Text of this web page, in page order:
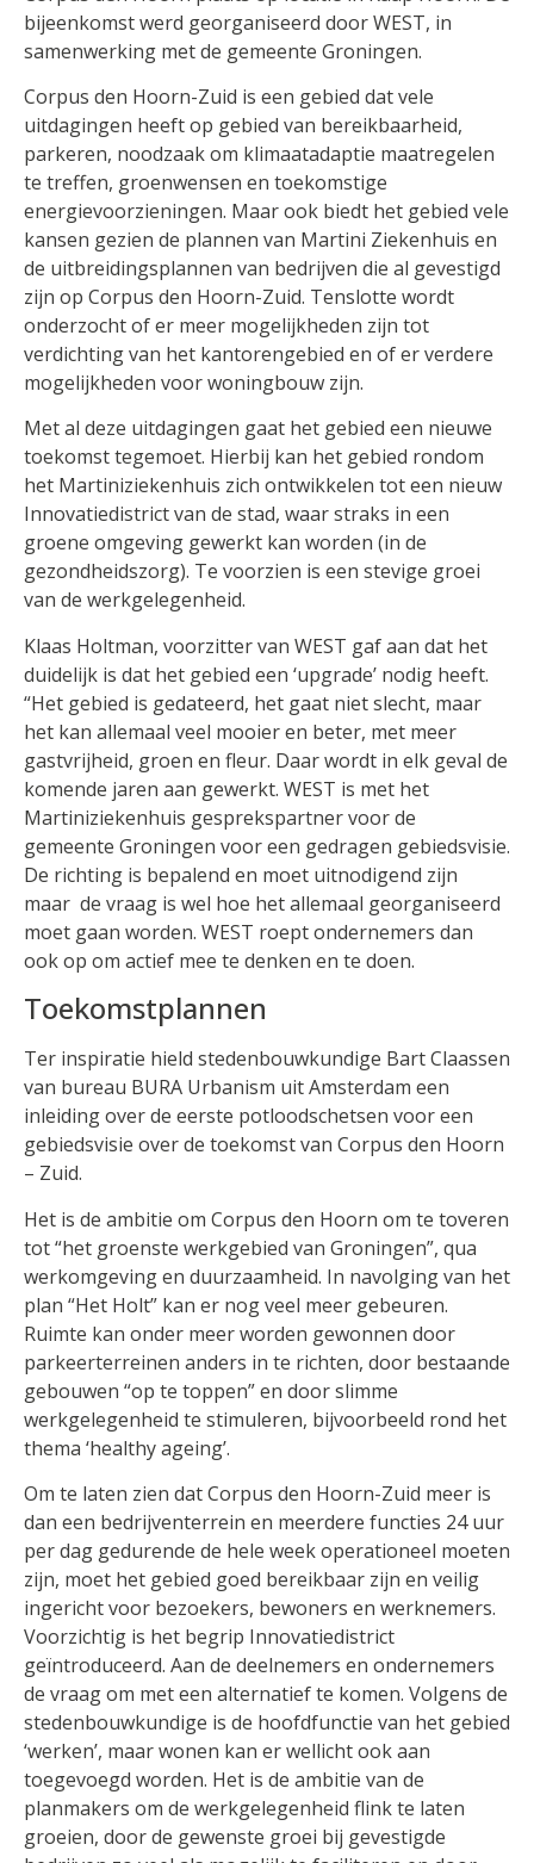
bijeenkomst werd georganiseerd door WEST, in
samenwerking met de gemeente Groningen.
Corpus den Hoorn-Zuid is een gebied dat vele
uitdagingen heeft op gebied van bereikbaarheid,
parkeren, noodzaak om klimaatadaptie maatregelen
te treffen, groenwensen en toekomstige
energievoorzieningen. Maar ook biedt het gebied vele
kansen gezien de plannen van Martini Ziekenhuis en
de uitbreidingsplannen van bedrijven die al gevestigd
zijn op Corpus den Hoorn-Zuid. Tenslotte wordt
onderzocht of er meer mogelijkheden zijn tot
verdichting van het kantorengebied en of er verdere
mogelijkheden voor woningbouw zijn.
Met al deze uitdagingen gaat het gebied een nieuwe
toekomst tegemoet. Hierbij kan het gebied rondom
het Martiniziekenhuis zich ontwikkelen tot een nieuw
Innovatiedistrict van de stad, waar straks in een
groene omgeving gewerkt kan worden (in de
gezondheidszorg). Te voorzien is een stevige groei
van de werkgelegenheid.
Klaas Holtman, voorzitter van WEST gaf aan dat het
duidelijk is dat het gebied een ‘upgrade’ nodig heeft.
“Het gebied is gedateerd, het gaat niet slecht, maar
het kan allemaal veel mooier en beter, met meer
gastvrijheid, groen en fleur. Daar wordt in elk geval de
komende jaren aan gewerkt. WEST is met het
Martiniziekenhuis gesprekspartner voor de
gemeente Groningen voor een gedragen gebiedsvisie.
De richting is bepalend en moet uitnodigend zijn
maar de vraag is wel hoe het allemaal georganiseerd
moet gaan worden. WEST roept ondernemers dan
ook op om actief mee te denken en te doen.
Toekomstplannen
Ter inspiratie hield stedenbouwkundige Bart Claassen
van bureau BURA Urbanism uit Amsterdam een
inleiding over de eerste potloodschetsen voor een
gebiedsvisie over de toekomst van Corpus den Hoorn
– Zuid.
Het is de ambitie om Corpus den Hoorn om te toveren
tot “het groenste werkgebied van Groningen”, qua
werkomgeving en duurzaamheid. In navolging van het
plan “Het Holt” kan er nog veel meer gebeuren.
Ruimte kan onder meer worden gewonnen door
parkeerterreinen anders in te richten, door bestaande
gebouwen “op te toppen” en door slimme
werkgelegenheid te stimuleren, bijvoorbeeld rond het
thema ‘healthy ageing’.
Om te laten zien dat Corpus den Hoorn-Zuid meer is
dan een bedrijventerrein en meerdere functies 24 uur
per dag gedurende de hele week operationeel moeten
zijn, moet het gebied goed bereikbaar zijn en veilig
ingericht voor bezoekers, bewoners en werknemers.
Voorzichtig is het begrip Innovatiedistrict
geïntroduceerd. Aan de deelnemers en ondernemers
de vraag om met een alternatief te komen. Volgens de
stedenbouwkundige is de hoofdfunctie van het gebied
‘werken’, maar wonen kan er wellicht ook aan
toegevoegd worden. Het is de ambitie van de
planmakers om de werkgelegenheid flink te laten
groeien, door de gewenste groei bij gevestigde